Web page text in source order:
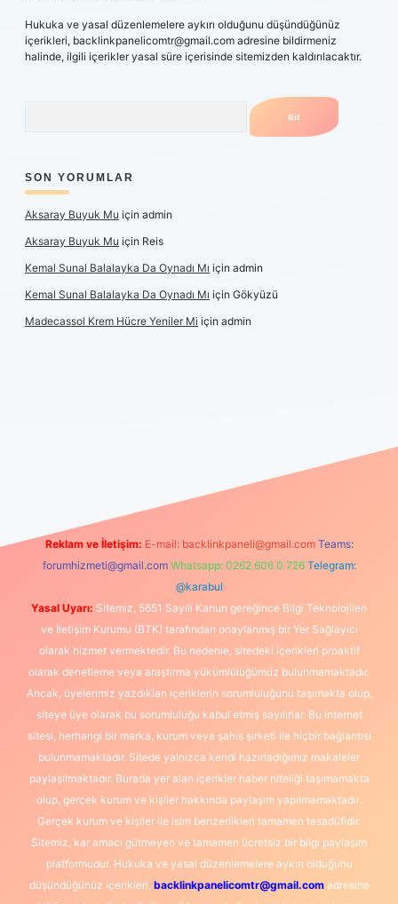
Hukuka ve yasal düzenlemelere aykırı olduğunu düşündüğünüz
içerikleri, backlinkpanelicomtr@gmail.com adresine bildirmeniz
halinde, ilgili içerikler yasal süre içerisinde sitemizden kaldırılacaktır.
SON YORUMLAR
Aksaray Buyuk Mu için admin
Aksaray Buyuk Mu için Reis
Kemal Sunal Balalayka Da Oynadı Mı için admin
Kemal Sunal Balalayka Da Oynadı Mı için Gökyüzü
Madecassol Krem Hücre Yeniler Mi için admin
Reklam ve İletişim: E-mail: backlinkpaneli@gmail.com Teams:
forumhizmeti@gmail.com Whatsapp: 0262 606 0 726 Telegram:
@karabul
Yasal Uyarı: Sitemiz, 5651 Sayılı Kanun gereğince Bilgi Teknolojileri
ve İletişim Kurumu (BTK) tarafından onaylanmış bir Yer Sağlayıcı
olarak hizmet vermektedir. Bu nedenle, sitedeki içerikleri proaktif
olarak denetleme veya araştırma yükümlülüğümüz bulunmamaktadır.
Ancak, üyelerimiz yazdıkları içeriklerin sorumluluğunu taşımakta olup,
siteye üye olarak bu sorumluluğu kabul etmiş sayılırlar. Bu internet
sitesi, herhangi bir marka, kurum veya şahıs şirketi ile hiçbir bağlantısı
bulunmamaktadır. Sitede yalnızca kendi hazırladığımız makaleler
paylaşılmaktadır. Burada yer alan içerikler haber niteliği taşımamakta
olup, gerçek kurum ve kişiler hakkında paylaşım yapılmamaktadır.
Gerçek kurum ve kişiler ile isim benzerlikleri tamamen tesadüfidir.
Sitemiz, kar amacı gütmeyen ve tamamen ücretsiz bir bilgi paylaşım
platformudur. Hukuka ve yasal düzenlemelere aykırı olduğunu
düşündüğünüz içerikleri, backlinkpanelicomtr@gmail.comadresine